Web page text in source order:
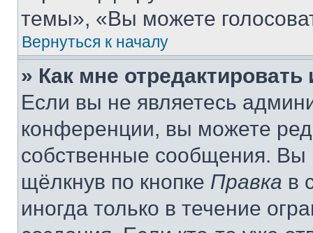
темы», «Вы можете
Вернуться к началу
» Как мне
Если вы не являетесь
конференции, вы можете
собственные сообщения. Вы
щёлкнув по кнопке Правка в
иногда только в течение